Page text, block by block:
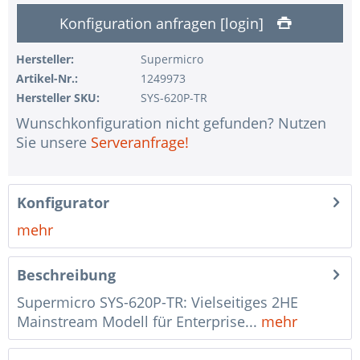
ohne USV
1 Stk.
ohne Konfiguration IPMI Interface
1 Stk.
ohne RAID-Konfiguration
1 Stk.
Hinweise + Kommentare für die Montage
1 Stk.
Kein Land ausgewählt
1 Stk.
Konfiguration anfragen [login]
Hersteller:
Supermicro
Artikel-Nr.:
1249973
Hersteller SKU:
SYS-620P-TR
Wunschkonfiguration nicht gefunden? Nutzen
Sie unsere Serveranfrage!
Konfigurator
mehr
Beschreibung
Supermicro SYS-620P-TR: Vielseitiges 2HE
Mainstream Modell für Enterprise... mehr